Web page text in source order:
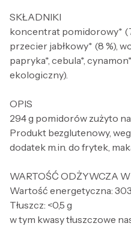
SKŁADNIKI
koncentrat pomidorowy*
przecier jabłkowy* (8 %),
papryka*, cebula*,
ekologiczny).
OPIS
294 g pomidorów zużyto
Produkt bezglutenowy,
dodatek m.in. do frytek,
WARTOŚĆ ODŻYWCZA
Wartość energetyczna:
Tłuszcz: <0,5 g
w tym kwasy tłuszczowe